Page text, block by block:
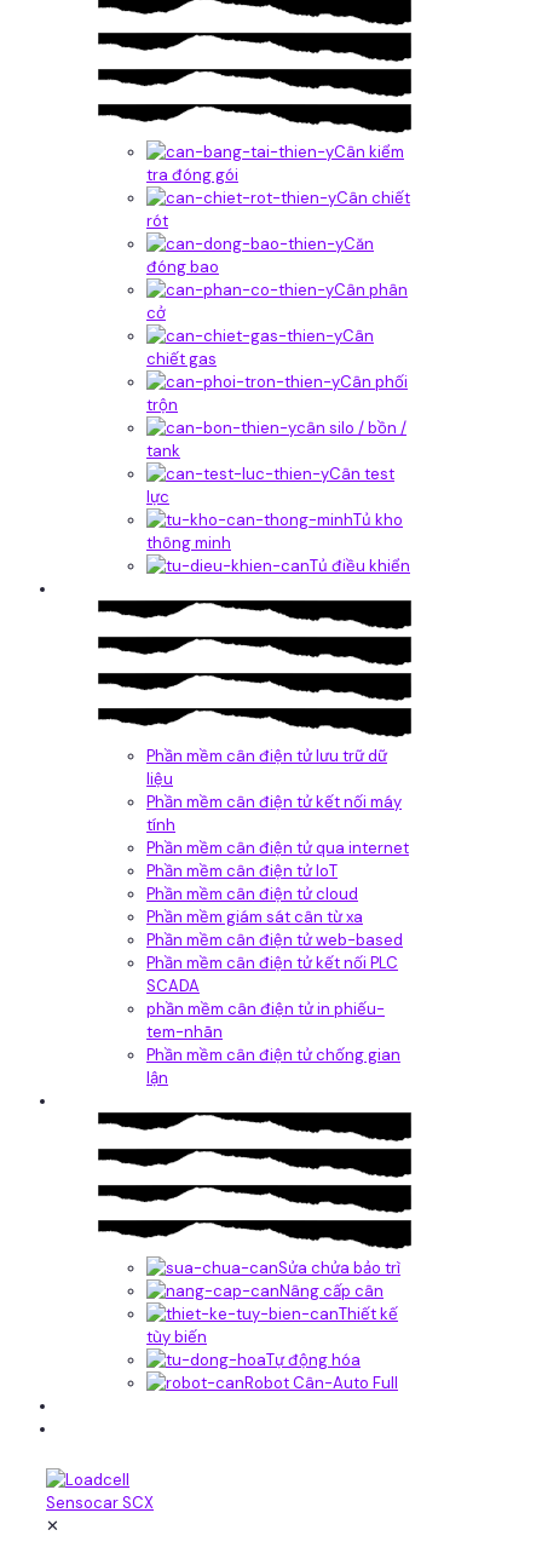
Cân kiểm
tra đóng gói
Cân chiết
rót
Căn
đóng bao
Cân phân
cở
Cân
chiết gas
Cân phối
trộn
cân silo / bồn /
tank
Cân test
lực
Tủ kho
thông minh
Tủ điều khiển
Phần mềm cân điện tử lưu trữ dữ
liệu
Phần mềm cân điện tử kết nối máy
tính
Phần mềm cân điện tử qua internet
Phần mềm cân điện tử IoT
Phần mềm cân điện tử cloud
Phần mềm giám sát cân từ xa
Phần mềm cân điện tử web-based
Phần mềm cân điện tử kết nối PLC
SCADA
phần mềm cân điện tử in phiếu-
tem-nhãn
Phần mềm cân điện tử chống gian
lận
Sửa chửa bảo trì
Nâng cấp cân
Thiết kế
tùy biến
Tự động hóa
Robot Cân-Auto Full
✕